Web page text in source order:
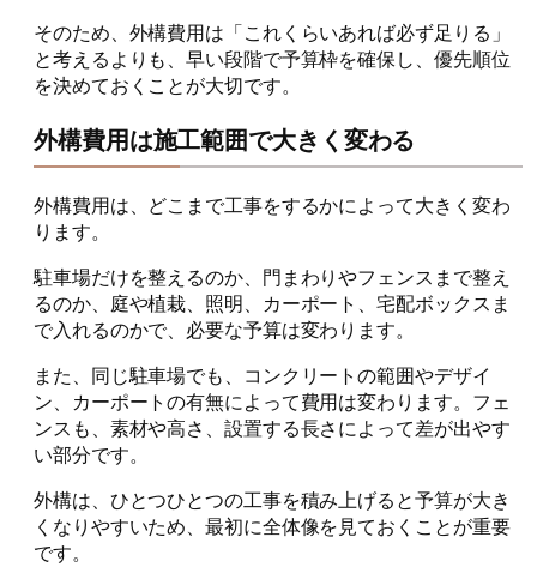
そのため、外構費用は「これくらいあれば必ず足りる」
と考えるよりも、早い段階で予算枠を確保し、優先順位
を決めておくことが大切です。
外構費用は施工範囲で大きく変わる
外構費用は、どこまで工事をするかによって大きく変わ
ります。
駐車場だけを整えるのか、門まわりやフェンスまで整え
るのか、庭や植栽、照明、カーポート、宅配ボックスま
で入れるのかで、必要な予算は変わります。
また、同じ駐車場でも、コンクリートの範囲やデザイ
ン、カーポートの有無によって費用は変わります。フェ
ンスも、素材や高さ、設置する長さによって差が出やす
い部分です。
外構は、ひとつひとつの工事を積み上げると予算が大き
くなりやすいため、最初に全体像を見ておくことが重要
です。